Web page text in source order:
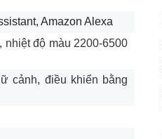
Amazon Alexa
nhiệt độ màu 2200-6500
cảnh, điều khiển bằng